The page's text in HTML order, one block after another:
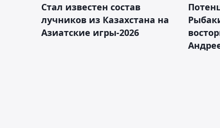
Стал известен состав
лучников из Казахстана на
Азиатские игры-2026